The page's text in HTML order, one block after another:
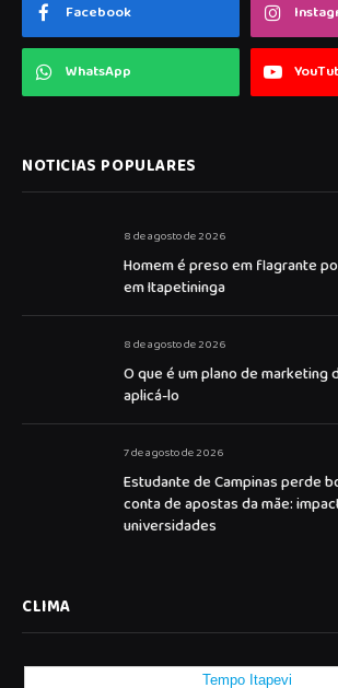
Facebook
WhatsApp
NOTICIAS POPULARES
8 de agosto de 2026
Homem é preso em flagrante
em Itapetininga
8 de agosto de 2026
O que é um plano de marketing
aplicá-lo
7 de agosto de 2026
Estudante de Campinas perde
conta de apostas da mãe:
universidades
CLIMA